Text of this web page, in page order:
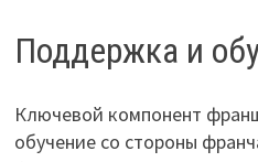
Поддержка и
Ключевой компонент
обучение со стороны